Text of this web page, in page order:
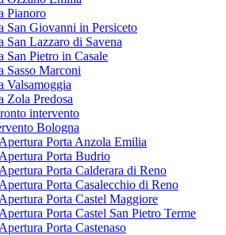
Pianoro
San Giovanni in Persiceto
San Lazzaro di Savena
San Pietro in Casale
Sasso Marconi
Valsamoggia
Zola Predosa
intervento
Bologna
Porta Anzola Emilia
Porta Budrio
Porta Calderara di Reno
Porta Casalecchio di Reno
Porta Castel Maggiore
Porta Castel San Pietro Terme
Porta Castenaso